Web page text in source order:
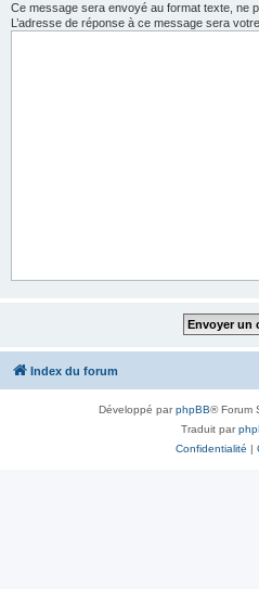
Ce message sera envoyé au format texte, ne
L’adresse de réponse à ce message sera
Index du forum
Développé parphpBB® Forum
Traduit par
Confidentialité |